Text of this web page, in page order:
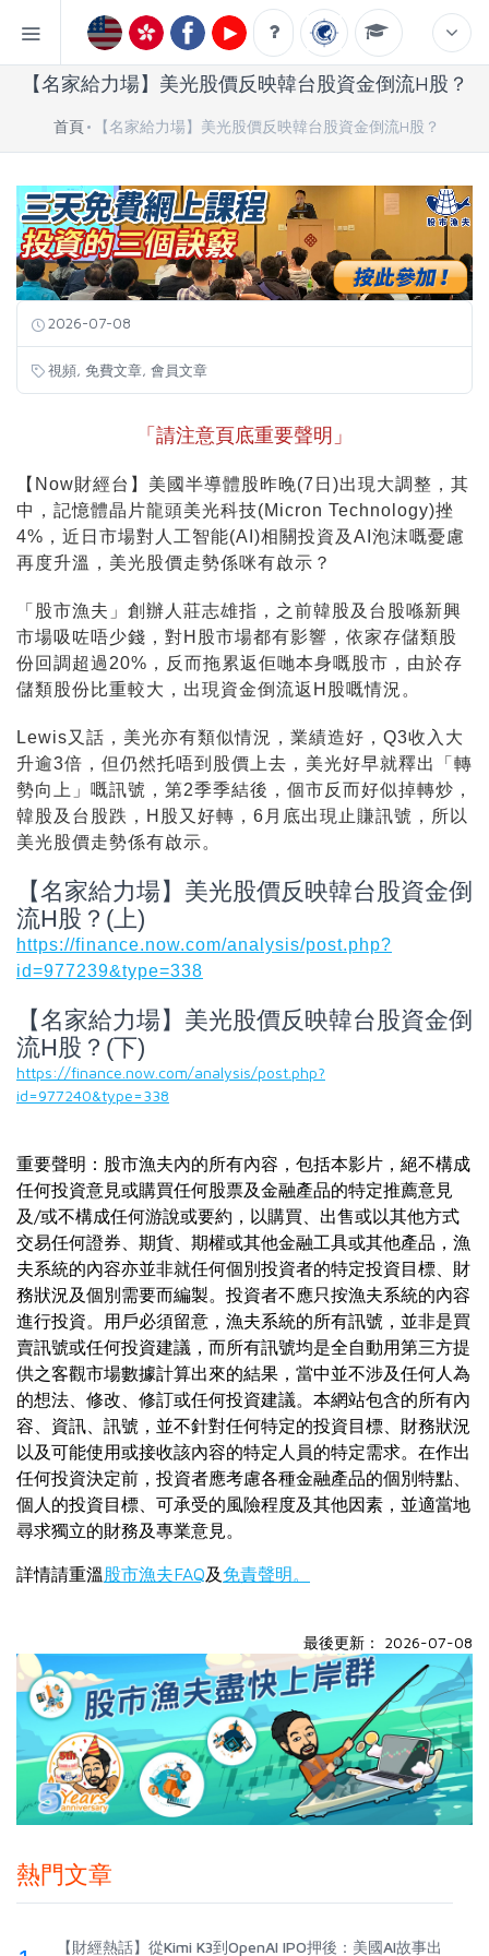
【名家給力場】美光股價反映韓台股資金倒流H股？
首頁 【名家給力場】美光股價反映韓台股資金倒流H股？
2026-07-08
視頻 免費文章 會員文章
「請注意頁底重要聲明」
【Now財經台】美國半導體股昨晚(7日)出現大調整，其
中，記憶體晶片龍頭美光科技(Micron Technology)挫
4%，近日市場對人工智能(AI)相關投資及AI泡沫嘅憂慮
再度升溫，美光股價走勢係咪有啟示？
「股市漁夫」創辦人莊志雄指，之前韓股及台股喺新興
市場吸咗唔少錢，對H股市場都有影響，依家存儲類股
份回調超過20%，反而拖累返佢哋本身嘅股市，由於存
儲類股份比重較大，出現資金倒流返H股嘅情況。
Lewis又話，美光亦有類似情況，業績造好，Q3收入大
升逾3倍，但仍然托唔到股價上去，美光好早就釋出「轉
勢向上」嘅訊號，第2季季結後，個市反而好似掉轉炒，
韓股及台股跌，H股又好轉，6月底出現止賺訊號，所以
美光股價走勢係有啟示。
【名家給力場】美光股價反映韓台股資金倒
流H股？(上)
https://finance.now.com/analysis/post.php?
id=977239&type=338
【名家給力場】美光股價反映韓台股資金倒
流H股？(下)
https://finance.now.com/analysis/post.php?
id=977240&type=338
重要聲明：股市漁夫內的所有內容，包括本影片，絕不構成
任何投資意見或購買任何股票及金融產品的特定推薦意見
及/或不構成任何游說或要約，以購買、出售或以其他方式
交易任何證券、期貨、期權或其他金融工具或其他產品，漁
夫系統的內容亦並非就任何個別投資者的特定投資目標、財
務狀況及個別需要而編製。投資者不應只按漁夫系統的內容
進行投資。用戶必須留意，漁夫系統的所有訊號，並非是買
賣訊號或任何投資建議，而所有訊號均是全自動用第三方提
供之客觀市場數據計算出來的結果，當中並不涉及任何人為
的想法、修改、修訂或任何投資建議。本網站包含的所有內
容、資訊、訊號，並不針對任何特定的投資目標、財務狀況
以及可能使用或接收該內容的特定人員的特定需求。在作出
任何投資決定前，投資者應考慮各種金融產品的個別特點、
個人的投資目標、可承受的風險程度及其他因素，並適當地
尋求獨立的財務及專業意見。
詳情請重溫 股市漁夫FAQ及 免責聲明。
最後更新： 2026-07-08
熱門文章
【財經熱話】從Kimi K3到OpenAI IPO押後：美國AI故事出